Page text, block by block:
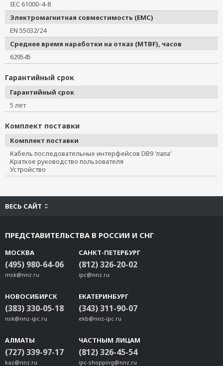
IEC 61000-4-8
Электромагнитная совместимость (EMC)
EN 55032/24
Среднее время наработки на отказ (MTBF), часов
629545
Гарантийный срок
Гарантийный срок
5 лет
Комплект поставки
Комплект поставки
Кабель последовательных интерфейсов DB9 'папа'
Краткое руководство пользователя
Устройство
ВЕСЬ САЙТ
ПРЕДСТАВИТЕЛЬСТВА В РОССИИ И СНГ
МОСКВА
(495) 980-64-06
msk@nnz.ru
САНКТ-ПЕТЕРБУРГ
(812) 326-20-02
ipc@nnz.ru
НОВОСИБИРСК
(383) 330-05-18
nsk@nnz-ipc.ru
ЕКАТЕРИНБУРГ
(343) 311-90-07
ekb@nnz-ipc.ru
АЛМАТЫ
(727) 339-97-17
kaz@nnz.ru
ЧАСТНЫМ ЛИЦАМ
(812) 326-45-54
ipc-shopping@nnz.ru